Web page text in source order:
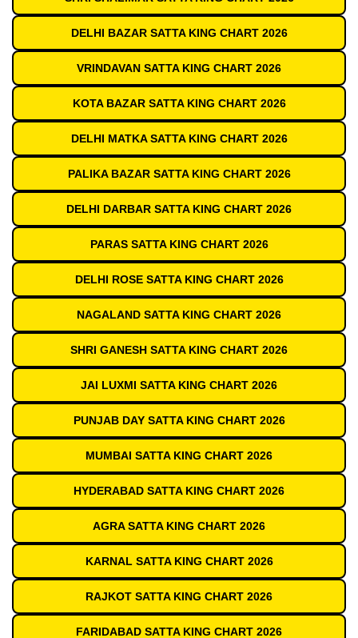
DELHI BAZAR SATTA KING CHART 2026
VRINDAVAN SATTA KING CHART 2026
KOTA BAZAR SATTA KING CHART 2026
DELHI MATKA SATTA KING CHART 2026
PALIKA BAZAR SATTA KING CHART 2026
DELHI DARBAR SATTA KING CHART 2026
PARAS SATTA KING CHART 2026
DELHI ROSE SATTA KING CHART 2026
NAGALAND SATTA KING CHART 2026
SHRI GANESH SATTA KING CHART 2026
JAI LUXMI SATTA KING CHART 2026
PUNJAB DAY SATTA KING CHART 2026
MUMBAI SATTA KING CHART 2026
HYDERABAD SATTA KING CHART 2026
AGRA SATTA KING CHART 2026
KARNAL SATTA KING CHART 2026
RAJKOT SATTA KING CHART 2026
FARIDABAD SATTA KING CHART 2026